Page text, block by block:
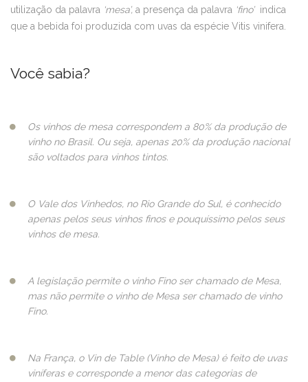
utilização da palavra ‘mesa’, a presença da palavra ‘fino’indica
que a bebida foi produzida com uvas da espécie Vitis vinifera.
Você sabia?
Os vinhos de mesa correspondem a 80% da produção de
vinho no Brasil. Ou seja, apenas 20% da produção nacional
são voltados para vinhos tintos.
O Vale dos Vinhedos, no Rio Grande do Sul, é conhecido
apenas pelos seus vinhos finos e pouquíssimo pelos seus
vinhos de mesa.
A legislação permite o vinho Fino ser chamado de Mesa,
mas não permite o vinho de Mesa ser chamado de vinho
Fino.
Na França, o Vin de Table (Vinho de Mesa) é feito de uvas
viníferas e corresponde a menor das categorias de